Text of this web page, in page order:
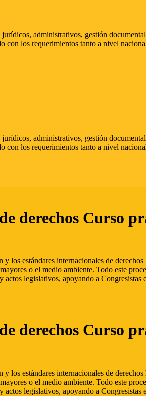
administrativos, gestión
con los requerimientos tanto a nivel
administrativos, gestión
con los requerimientos tanto a nivel
derechos Curso
los estándares internacionales de
o el medio ambiente. Todo este
legislativos, apoyando a
derechos Curso
los estándares internacionales de
o el medio ambiente. Todo este
legislativos, apoyando a